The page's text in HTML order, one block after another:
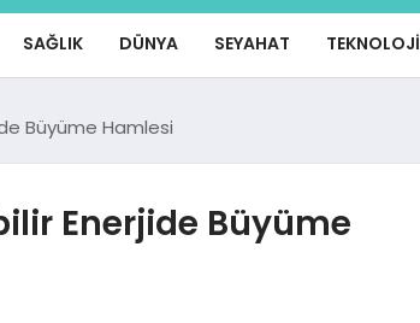
SAĞLIK DÜNYA SEYAHAT TEKNOLOJI
Büyüme Hamlesi
Enerjide Büyüme